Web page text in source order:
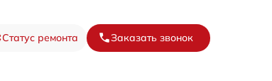
Статус ремонта Заказать звонок